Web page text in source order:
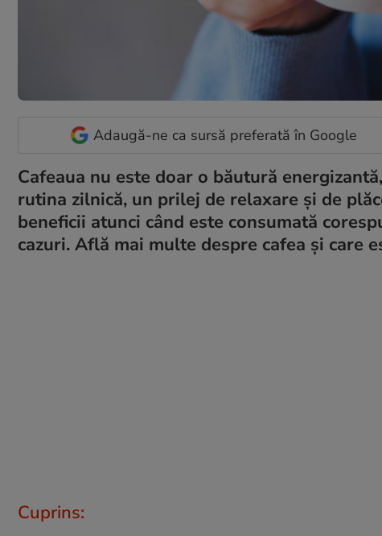
Adaugă-ne ca sursă preferată în Google
Cafeaua nu este doar o băutură
rutina zilnică, un prilej de relaxare și de
beneficii atunci când este consumată
cazuri. Află mai multe despre cafea și care
Cuprins: